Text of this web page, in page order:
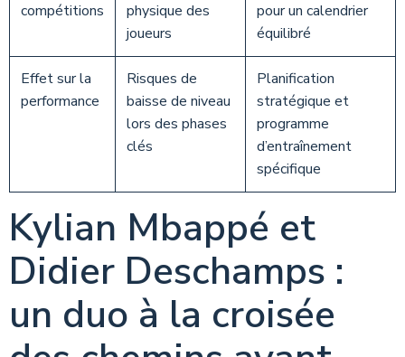
compétitions
physique des
joueurs
pour un calendrier
équilibré
Effet sur la
performance
Risques de
baisse de niveau
lors des phases
clés
Planification
stratégique et
programme
d’entraînement
spécifique
Kylian Mbappé et
Didier Deschamps :
un duo à la croisée